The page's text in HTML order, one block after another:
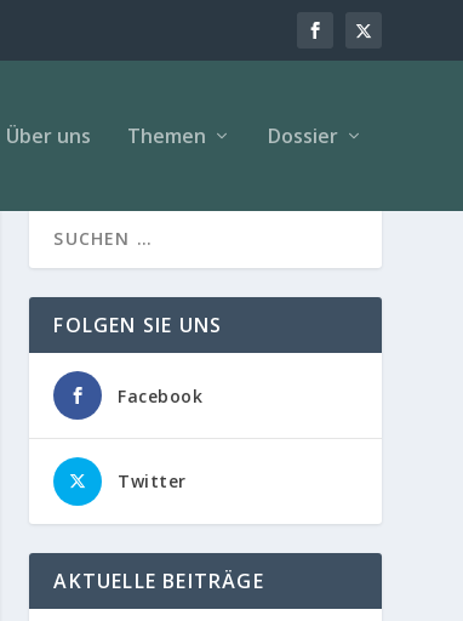
Über uns Themen Dossier
FOLGEN SIE UNS
Facebook
Twitter
AKTUELLE BEITRÄGE